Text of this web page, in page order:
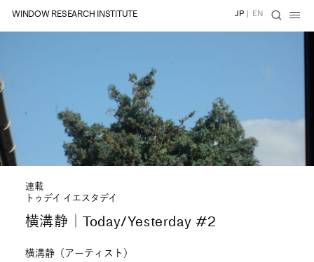
WINDOW RESEARCH INSTITUTE JP | EN
連載
トゥデイ イエスタデイ
横溝静｜Today/Yesterday #2
横溝静（アーティスト）